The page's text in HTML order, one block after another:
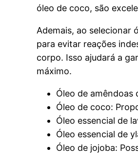
óleo de coco, são
Ademais, ao selecionar
para evitar reações
corpo. Isso ajudará a
máximo.
Óleo de
Óleo de coco:
Óleo essencial de
Óleo essencial de
Óleo de jojoba: